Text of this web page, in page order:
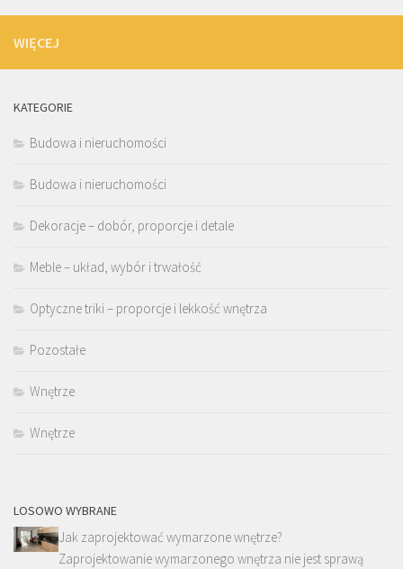
WIĘCEJ
KATEGORIE
Budowa i nieruchomości
Budowa i nieruchomości
Dekoracje – dobór, proporcje i detale
Meble – układ, wybór i trwałość
Optyczne triki – proporcje i lekkość wnętrza
Pozostałe
Wnętrze
Wnętrze
LOSOWO WYBRANE
Jak zaprojektować wymarzone wnętrze?
Zaprojektowanie wymarzonego wnętrza nie jest sprawą